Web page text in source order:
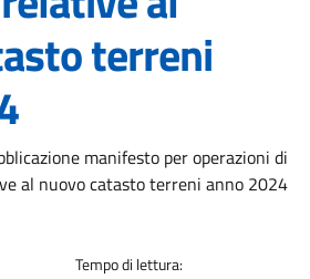
terreni
notizia
manifesto per operazioni di
al nuovo catasto terreni anno 2024
Tempo di lettura: